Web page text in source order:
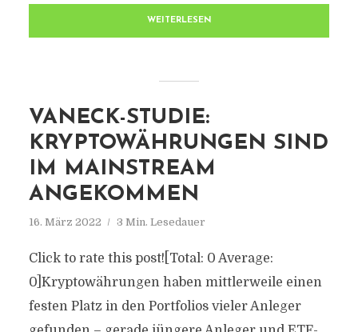
WEITERLESEN
VANECK-STUDIE:
KRYPTOWÄHRUNGEN SIND
IM MAINSTREAM
ANGEKOMMEN
16. März 2022 3 Min. Lesedauer
Click to rate this post![Total: 0 Average:
0]Kryptowährungen haben mittlerweile einen
festen Platz in den Portfolios vieler Anleger